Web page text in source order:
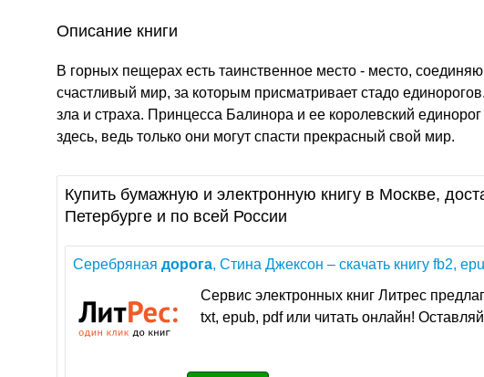
Описание книги
В горных пещерах есть таинственное место - место,
счастливый мир, за которым присматривает стадо
зла и страха. Принцесса Балинора и ее королевский
здесь, ведь только они могут спасти прекрасный свой мир.
Купить бумажную и электронную книгу в Москве,
Петербурге и по всей России
Серебряная дорога, Стина Джексон – скачать книгу fb2,
Сервис электронных книг Литрес
txt, epub, pdf или читать онлайн!